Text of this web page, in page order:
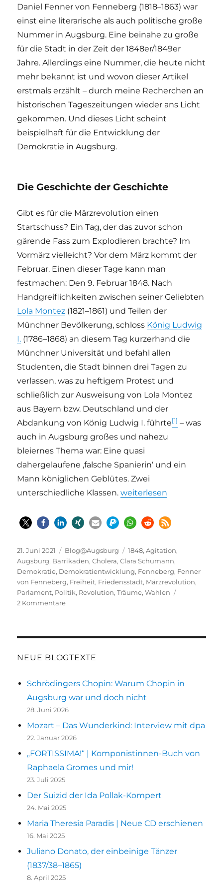
Daniel Fenner von Fenneberg (1818–1863) war
einst eine literarische als auch politische große
Nummer in Augsburg. Eine beinahe zu große
für die Stadt in der Zeit der 1848er/1849er
Jahre. Allerdings eine Nummer, die heute nicht
mehr bekannt ist und wovon dieser Artikel
erstmals erzählt – durch meine Recherchen an
historischen Tageszeitungen wieder ans Licht
gekommen. Und dieses Licht scheint
beispielhaft für die Entwicklung der
Demokratie in Augsburg.
Die Geschichte der Geschichte
Gibt es für die Märzrevolution einen
Startschuss? Ein Tag, der das zuvor schon
gärende Fass zum Explodieren brachte? Im
Vormärz vielleicht? Vor dem März kommt der
Februar. Einen dieser Tage kann man
festmachen: Den 9. Februar 1848. Nach
Handgreiflichkeiten zwischen seiner Geliebten
Lola Montez (1821–1861) und Teilen der
Münchner Bevölkerung, schloss König Ludwig
I. (1786–1868) an diesem Tag kurzerhand die
Münchner Universität und befahl allen
Studenten, die Stadt binnen drei Tagen zu
verlassen, was zu heftigem Protest und
schließlich zur Ausweisung von Lola Montez
aus Bayern bzw. Deutschland und der
Abdankung von König Ludwig I. führte[1] – was
auch in Augsburg großes und nahezu
bleiernes Thema war: Eine quasi
dahergelaufene ‚falsche Spanierin‘ und ein
Mann königlichen Geblütes. Zwei
unterschiedliche Klassen.„Daniel Fenner von
weiterlesen
Veröffentlicht
am
21. Juni 2021 Kategorien
Blog@Augsburg Schlagwörter
1848,Agitation,
Augsburg, Barrikaden,Cholera,Clara Schumann,
Demokratie, Demokratientwicklung, Fenneberg, Fenner
von Fenneberg, Freiheit, Friedensstadt, Märzrevolution,
Parlament, Politik, Revolution,Träume,Wahlen
2 Kommentarezu
–
Anti-
Revolutionär
NEUE BLOGTEXTE
Schrödingers Chopin: Warum Chopin in
Augsburg war und doch nicht
28. Juni 2026
Mozart – Das Wunderkind: Interview mit dpa
22. Januar 2026
„FORTISSIMA!“ | Komponistinnen-Buch von
Raphaela Gromes und mir!
23. Juli 2025
Der Suizid der Ida Pollak-Kompert
24. Mai 2025
Maria Theresia Paradis | Neue CD erschienen
16. Mai 2025
Juliano Donato, der einbeinige Tänzer
(1837/38–1865)
8. April 2025